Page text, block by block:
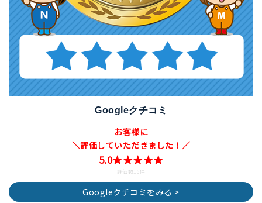
Googleクチコミ
お客様に
＼評価していただきました！／
5.0★★★★★
評価数15件
Googleクチコミをみる >